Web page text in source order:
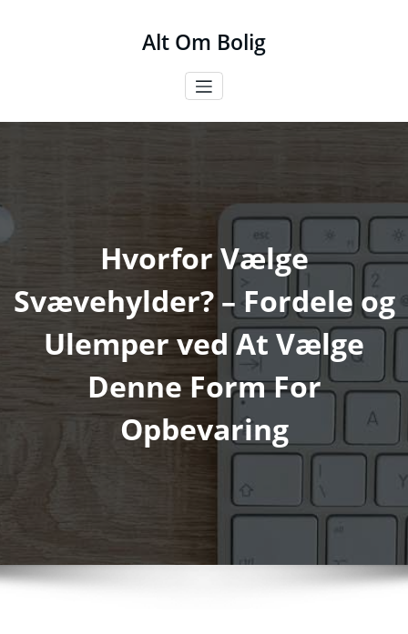
Alt Om Bolig
Hvorfor Vælge
Svævehylder? – Fordele og
Ulemper ved At Vælge
Denne Form For
Opbevaring